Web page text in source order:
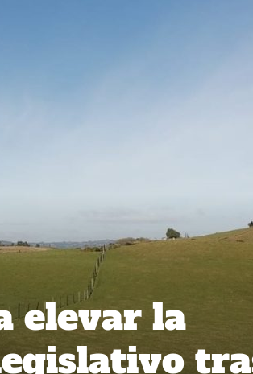
elevar la